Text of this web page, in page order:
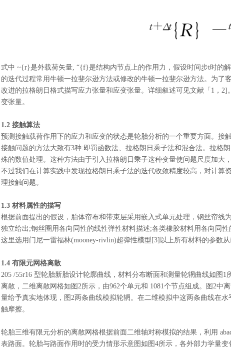
式中 ~{r}是外载荷矢量, “{f}是结构内节点上的作用力，假设时间步t时的
的迭代过程常用牛顿一拉斐尔逊方法或修改的牛顿一拉斐尔逊方法。为
改进的拉格朗日格式描写应力张量和应变张量。详细叙述可见文献「1，
变张量。
1.2 接触算法
预测接触载荷作用下的应力和应变的状态是轮胎分析的一个重要方面。
接触问题的方法大致有3种:即罚函数法、拉格朗日乘子法和混合法。拉格
殊的数值处理。这种方法由于引入拉格朗日乘子这种变量使问题尺度加大
不过我们在计算实践中发现拉格朗日乘子法的迭代收敛精度较高，对计
理接触问题。
1.3 材料属性的描写
根据前面提出的假设，胎体帘布和带束层采用嵌入式单元处理，钢丝帘
独立给出 ;钢丝圈用各向同性的线性弹性材料描述;各类橡胶材料用各向同
这里选用门尼一雷福林(mooney-rivlin)超弹性模型[3]以上所有材料的参数从
1.4 有限元网格离散
205 /55r16 型轮胎新胎设计轮廓曲线，材料分布断面和测量轮辋曲线如图
离散，二维离散网格如图2所示，由962个单元和 1081个节点组成。图2
量给予真实地体现，图2两条曲线模拟轮辋。在二维模拟中这两条曲线在
触摩擦。
轮胎三维有限元分析的离散网格根据前面二维轴对称模拟的结果，利用
表路面。轮胎与路面作用时的受力情形示意图如图4所示，各外部力学量变